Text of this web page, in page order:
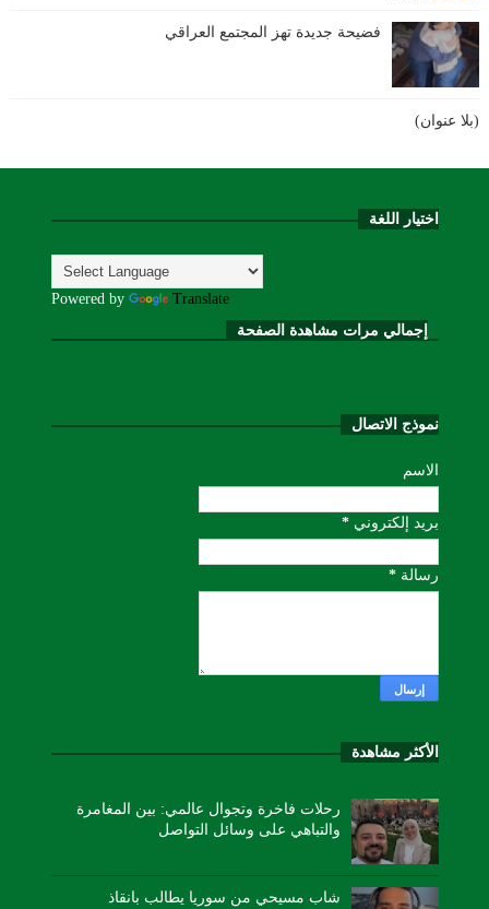
فضيحة جديدة تهز المجتمع العراقي
(بلا عنوان)
اختيار اللغة
Powered by
Translate
إجمالي مرات مشاهدة الصفحة
نموذج الاتصال
الاسم
بريد إلكتروني*
رسالة*
الأكثر مشاهدة
رحلات فاخرة وتجوال عالمي: بين المغامرة
والتباهي على وسائل التواصل
شاب مسيحي من سوريا يطالب بانقاذ